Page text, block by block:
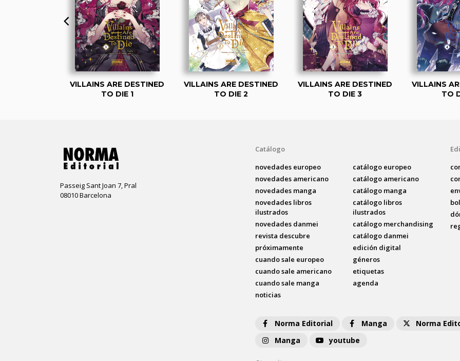
VILLAINS ARE DESTINED
TO DIE 1
VILLAINS ARE DESTINED
TO DIE 2
VILLAINS ARE DESTINED
TO DIE 3
VILLAINS
TO
Passeig Sant Joan 7, Pral
08010 Barcelona
Catálogo
novedades europeo
novedades americano
novedades manga
novedades libros
ilustrados
novedades danmei
revista descubre
próximamente
cuando sale europeo
cuando sale americano
cuando sale manga
noticias
catálogo europeo
catálogo americano
catálogo manga
catálogo libros
ilustrados
catálogo merchandising
catálogo danmei
edición digital
géneros
etiquetas
agenda
Norma Editorial Manga Norma
Manga
youtube